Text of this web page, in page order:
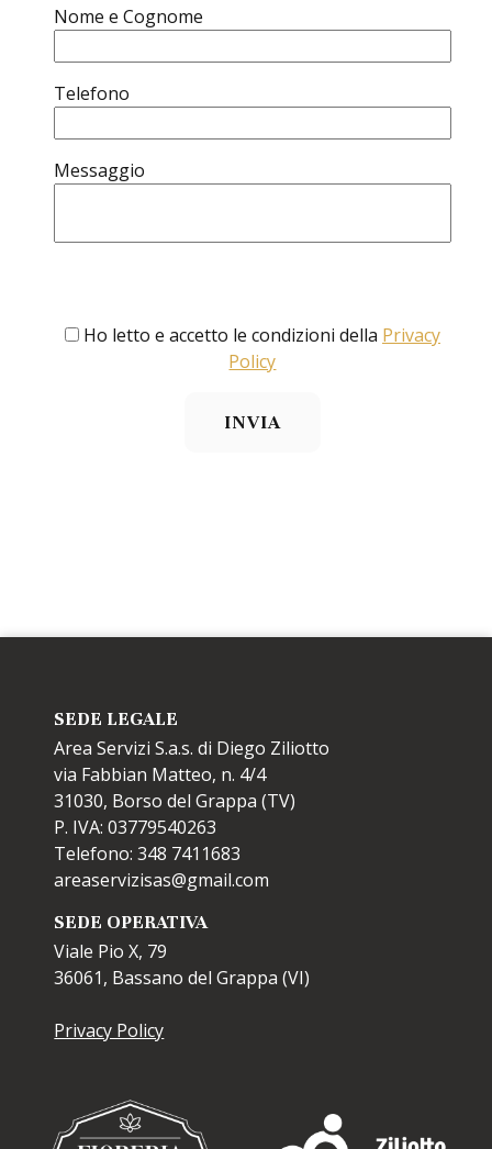
Nome e Cognome
Telefono
Messaggio
Ho letto e accetto le condizioni della Privacy
Policy
INVIA
SEDE LEGALE
Area Servizi S.a.s. di Diego Ziliotto
via Fabbian Matteo, n. 4/4
31030, Borso del Grappa (TV)
P. IVA: 03779540263
Telefono: 348 7411683
areaservizisas@gmail.com
SEDE OPERATIVA
Viale Pio X, 79
36061, Bassano del Grappa (VI)
Privacy Policy